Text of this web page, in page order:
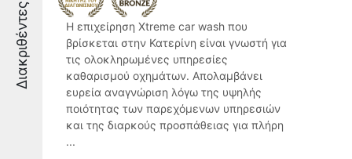
Διακριθέντες
Η επιχείρηση Xtreme car wash που
βρίσκεται στην Κατερίνη είναι γνωστή για
τις ολοκληρωμένες υπηρεσίες
καθαρισμού οχημάτων. Απολαμβάνει
ευρεία αναγνώριση λόγω της υψηλής
ποιότητας των παρεχόμενων υπηρεσιών
και της διαρκούς προσπάθειας για πλήρη
...